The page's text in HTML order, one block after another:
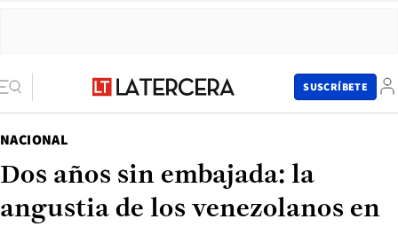
SUSCRÍBETE
NACIONAL
Dos años sin embajada: la
angustia de los venezolanos en